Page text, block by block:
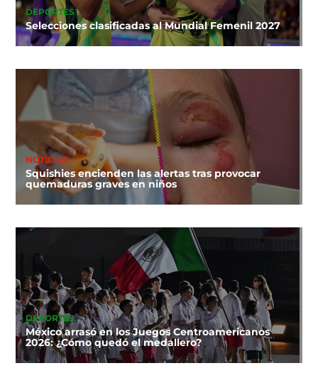
DEPORTES
Selecciones clasificadas al Mundial Femenil 2027
NOTICIAS
Squishies encienden las alertas tras provocar
quemaduras graves en niños
DEPORTES
México arrasó en los Juegos Centroamericanos
2026: ¿Cómo quedó el medallero?